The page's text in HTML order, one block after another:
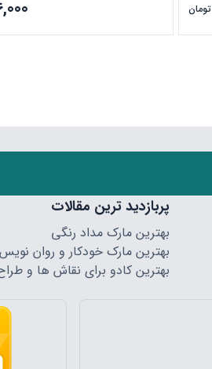
تومان
پربازدید ترین مقالات
بهترین مارک مداد رنگی
بهترین مارک خودکار و روان نویس
بهترین کادو برای نقاش ها و